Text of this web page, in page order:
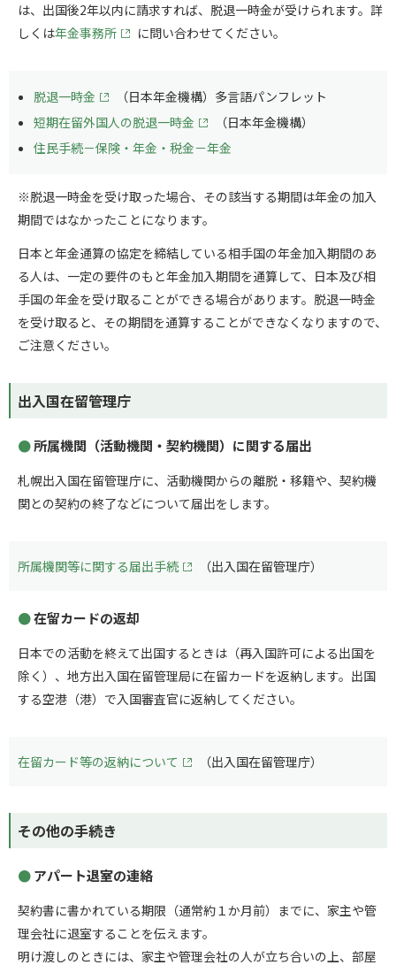
は、出国後2年以内に請求すれば、脱退一時金が受けられます。詳
しくは年金事務所 に問い合わせてください。
脱退一時金
（日本年金機構）多言語パンフレット
短期在留外国人の脱退一時金
（日本年金機構）
住民手続－保険・年金・税金－年金
※脱退一時金を受け取った場合、その該当する期間は年金の加入
期間ではなかったことになります。
日本と年金通算の協定を締結している相手国の年金加入期間のあ
る人は、一定の要件のもと年金加入期間を通算して、日本及び相
手国の年金を受け取ることができる場合があります。脱退一時金
を受け取ると、その期間を通算することができなくなりますので、
ご注意ください。
出入国在留管理庁
所属機関（活動機関・契約機関）に関する届出
札幌出入国在留管理庁に、活動機関からの離脱・移籍や、契約機
関との契約の終了などについて届出をします。
所属機関等に関する届出手続 （出入国在留管理庁）
在留カードの返却
日本での活動を終えて出国するときは（再入国許可による出国を
除く）、地方出入国在留管理局に在留カードを返納します。出国
する空港（港）で入国審査官に返納してください。
在留カード等の返納について （出入国在留管理庁）
その他の手続き
アパート退室の連絡
契約書に書かれている期限（通常約１か月前）までに、家主や管
理会社に退室することを伝えます。
明け渡しのときには、家主や管理会社の人が立ち合いの上、部屋